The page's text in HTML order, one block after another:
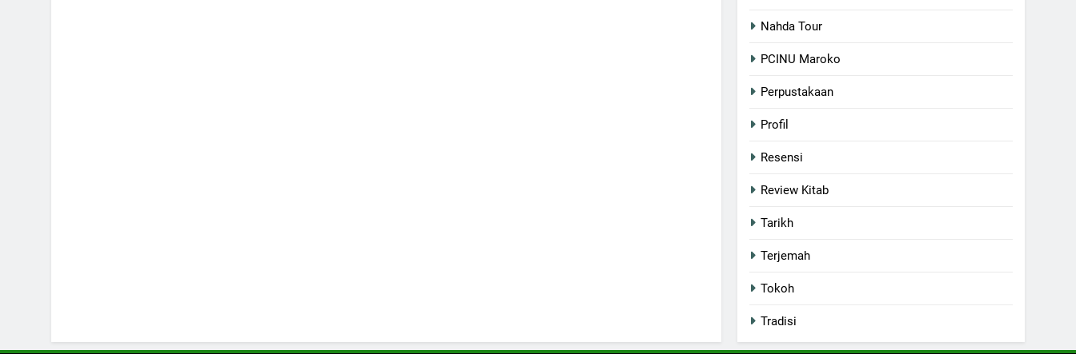
Nahda Tour
PCINU Maroko
Perpustakaan
Profil
Resensi
Review Kitab
Tarikh
Terjemah
Tokoh
Tradisi